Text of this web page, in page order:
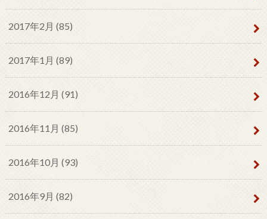
2017年2月 (85)
2017年1月 (89)
2016年12月 (91)
2016年11月 (85)
2016年10月 (93)
2016年9月 (82)